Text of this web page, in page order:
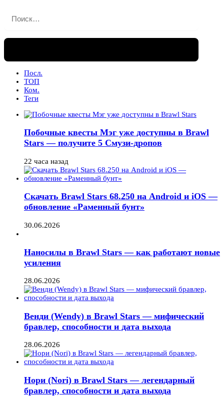
Посл.
ТОП
Ком.
Теги
Побочные квесты Мэг уже доступны в Brawl
Stars — получите 5 Смузи-дропов
22 часа назад
Скачать Brawl Stars 68.250 на Android и iOS —
обновление «Раменный бунт»
30.06.2026
Наносилы в Brawl Stars — как работают новые
усиления
28.06.2026
Венди (Wendy) в Brawl Stars — мифический
бравлер, способности и дата выхода
28.06.2026
Нори (Nori) в Brawl Stars — легендарный
бравлер, способности и дата выхода